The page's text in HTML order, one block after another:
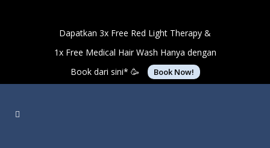
Dapatkan 3x Free Red Light Therapy &
1x Free Medical Hair Wash Hanya dengan
Book dari sini* 🥳
Book Now!